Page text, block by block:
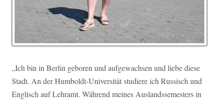
„Ich bin in Berlin geboren und aufgewachsen und liebe diese
Stadt. An der Humboldt-Universität studiere ich Russisch und
Englisch auf Lehramt. Während meines Auslandssemesters in